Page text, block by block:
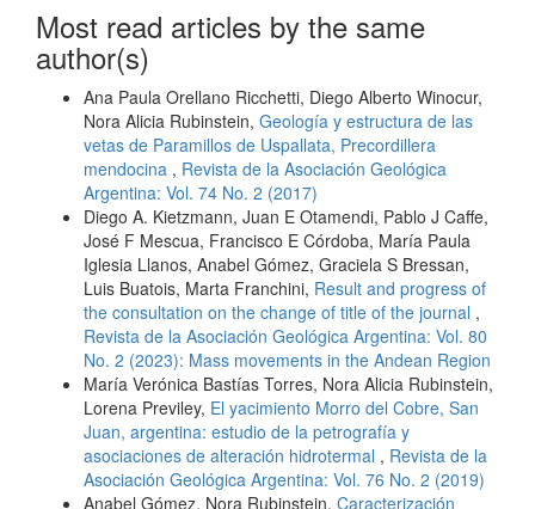
Most read articles by the same
author(s)
Ana Paula Orellano Ricchetti, Diego Alberto Winocur,
Nora Alicia Rubinstein, Geología y estructura de las
vetas de Paramillos de Uspallata, Precordillera
mendocina , Revista de la Asociación Geológica
Argentina: Vol. 74 No. 2 (2017)
Diego A. Kietzmann, Juan E Otamendi, Pablo J Caffe,
José F Mescua, Francisco E Córdoba, María Paula
Iglesia Llanos, Anabel Gómez, Graciela S Bressan,
Luis Buatois, Marta Franchini, Result and progress of
the consultation on the change of title of the journal ,
Revista de la Asociación Geológica Argentina: Vol. 80
No. 2 (2023): Mass movements in the Andean Region
María Verónica Bastías Torres, Nora Alicia Rubinstein,
Lorena Previley, El yacimiento Morro del Cobre, San
Juan, argentina: estudio de la petrografía y
asociaciones de alteración hidrotermal , Revista de la
Asociación Geológica Argentina: Vol. 76 No. 2 (2019)
Anabel Gómez, Nora Rubinstein, Caracterización